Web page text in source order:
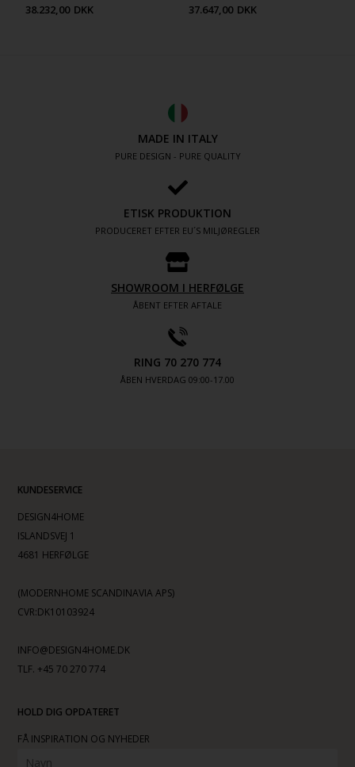
38.232,00 DKK
37.647,00 DKK
MADE IN ITALY
PURE DESIGN - PURE QUALITY
ETISK PRODUKTION
PRODUCERET EFTER EU´S MILJØREGLER
SHOWROOM I HERFØLGE
ÅBENT EFTER AFTALE
RING 70 270 774
ÅBEN HVERDAG 09:00-17.00
KUNDESERVICE
DESIGN4HOME
ISLANDSVEJ 1
4681 HERFØLGE
(MODERNHOME SCANDINAVIA APS)
CVR:DK10103924
INFO@DESIGN4HOME.DK
TLF. +45 70 270 774
HOLD DIG OPDATERET
FÅ INSPIRATION OG NYHEDER